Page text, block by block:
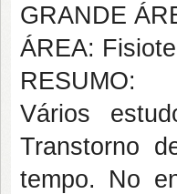
GRANDE
ÁREA:
RESUMO:
Vários
Transtorno
tempo. No